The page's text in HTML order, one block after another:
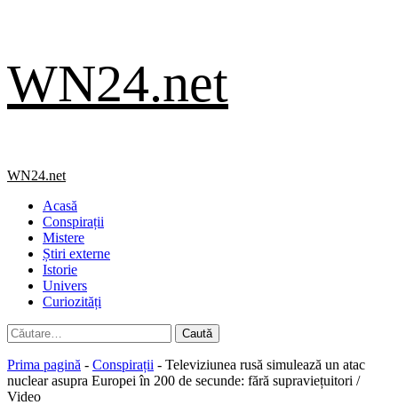
to
content
WN24.net
Primary
WN24.net
Acasă
Conspirații
Mistere
Știri externe
Istorie
Univers
Curiozități
Caută
după:
Prima pagină - Conspirații - Televiziunea rusă simulează un atac
nuclear asupra Europei în 200 de secunde: fără supraviețuitori /
Video